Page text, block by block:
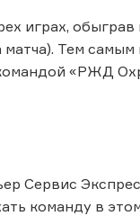
играх,
Тем
«РЖД
Сервис
команду в